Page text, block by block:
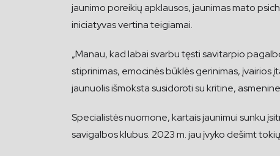
jaunimo poreikių apklausos, jaunimas mato
iniciatyvas vertina teigiamai.
„Manau, kad labai svarbu tęsti savitarpio
stiprinimas, emocinės būklės gerinimas,
jaunuolis išmoksta susidoroti su kritine,
Specialistės nuomone, kartais jaunimui sunku
savigalbos klubus. 2023 m. jau įvyko dešimt